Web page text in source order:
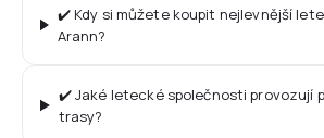
✔️ Kdy si můžete koupit nejlevnější
Arann?
✔️ Jaké letecké společnosti provozují
trasy?